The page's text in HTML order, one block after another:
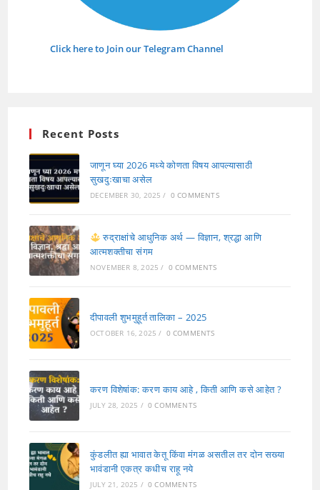
Click here to Join our Telegram Channel
Recent Posts
जाणून घ्या 2026 मध्ये कोणता विषय आपल्यासाठी
सुखदुःखाचा असेल
DECEMBER 30, 2025 / 0 COMMENTS
रुद्राक्षांचे आधुनिक अर्थ — विज्ञान, श्रद्धा आणि
आत्मशक्तीचा संगम
NOVEMBER 8, 2025 / 0 COMMENTS
दीपावली शुभमुहूर्त तालिका – 2025
OCTOBER 16, 2025 / 0 COMMENTS
करण विशेषांक: करण काय आहे , किती आणि कसे आहेत ?
JULY 28, 2025 / 0 COMMENTS
कुंडलीत ह्या भावात केतू किंवा मंगळ असतील तर दोन सख्या
भावंडानी एकत्र कधीच राहू नये
JULY 21, 2025 / 0 COMMENTS